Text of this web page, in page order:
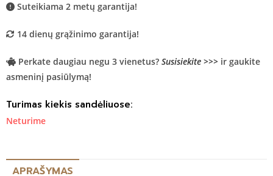
Suteikiama 2 metų garantija!
14 dienų grąžinimo garantija!
Perkate daugiau negu 3 vienetus? Susisiekite >>> ir gaukite
asmeninį pasiūlymą!
Turimas kiekis sandėliuose:
Neturime
APRAŠYMAS